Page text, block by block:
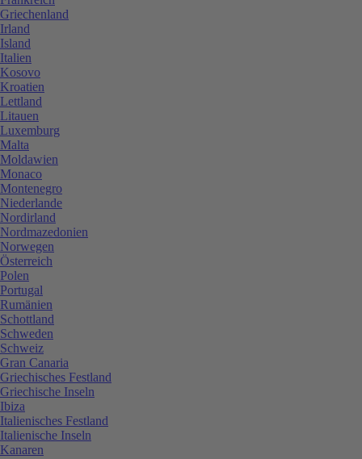
Griechenland
Irland
Island
Italien
Kosovo
Kroatien
Lettland
Litauen
Luxemburg
Malta
Moldawien
Monaco
Montenegro
Niederlande
Nordirland
Nordmazedonien
Norwegen
Österreich
Polen
Portugal
Rumänien
Schottland
Schweden
Schweiz
Gran Canaria
Griechisches Festland
Griechische Inseln
Ibiza
Italienisches Festland
Italienische Inseln
Kanaren